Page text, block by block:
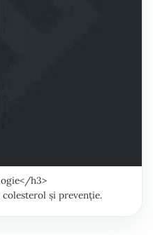
h3>
și prevenție.